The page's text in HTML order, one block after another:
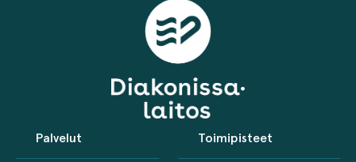
Palvelut Toimipisteet